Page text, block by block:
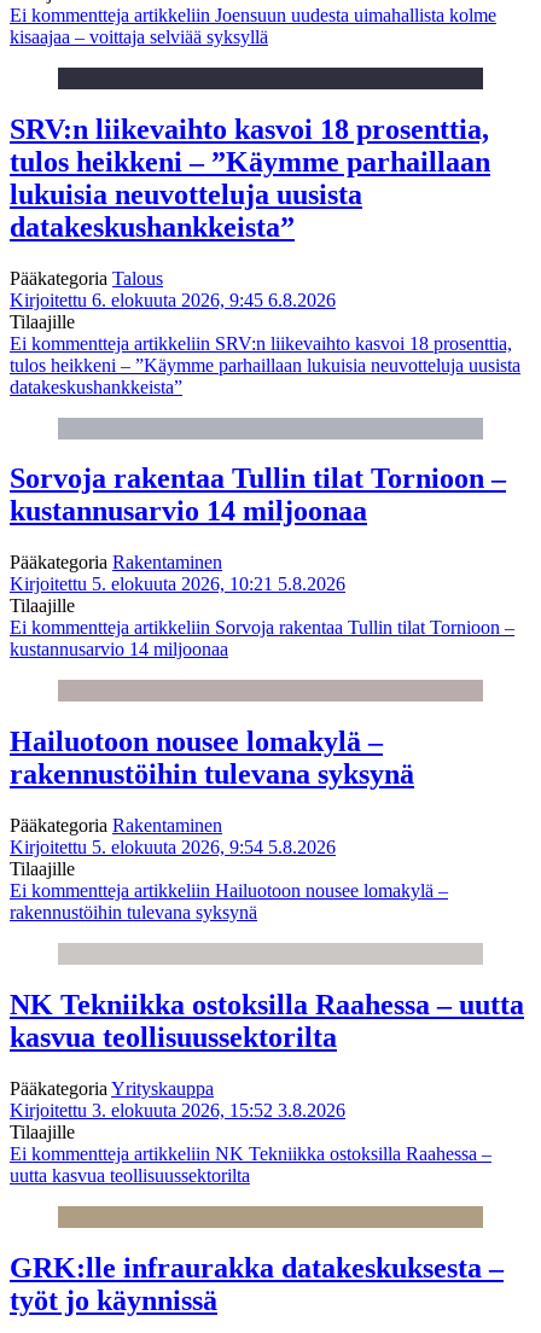
Ei kommentteja artikkeliin Joensuun uudesta uimahallista kolme
kisaajaa – voittaja selviää syksyllä
SRV:n liikevaihto kasvoi 18 prosenttia,
tulos heikkeni – ”Käymme parhaillaan
lukuisia neuvotteluja uusista
datakeskushankkeista”
Pääkategoria Talous
Kirjoitettu 6. elokuuta 2026, 9:45 6.8.2026
Tilaajille
Ei kommentteja artikkeliin SRV:n liikevaihto kasvoi 18 prosenttia,
tulos heikkeni – ”Käymme parhaillaan lukuisia neuvotteluja uusista
datakeskushankkeista”
Sorvoja rakentaa Tullin tilat Tornioon –
kustannusarvio 14 miljoonaa
Pääkategoria Rakentaminen
Kirjoitettu 5. elokuuta 2026, 10:21 5.8.2026
Tilaajille
Ei kommentteja artikkeliin Sorvoja rakentaa Tullin tilat Tornioon –
kustannusarvio 14 miljoonaa
Hailuotoon nousee lomakylä –
rakennustöihin tulevana syksynä
Pääkategoria Rakentaminen
Kirjoitettu 5. elokuuta 2026, 9:54 5.8.2026
Tilaajille
Ei kommentteja artikkeliin Hailuotoon nousee lomakylä –
rakennustöihin tulevana syksynä
NK Tekniikka ostoksilla Raahessa – uutta
kasvua teollisuussektorilta
Pääkategoria Yrityskauppa
Kirjoitettu 3. elokuuta 2026, 15:52 3.8.2026
Tilaajille
Ei kommentteja artikkeliin NK Tekniikka ostoksilla Raahessa –
uutta kasvua teollisuussektorilta
GRK:lle infraurakka datakeskuksesta –
työt jo käynnissä